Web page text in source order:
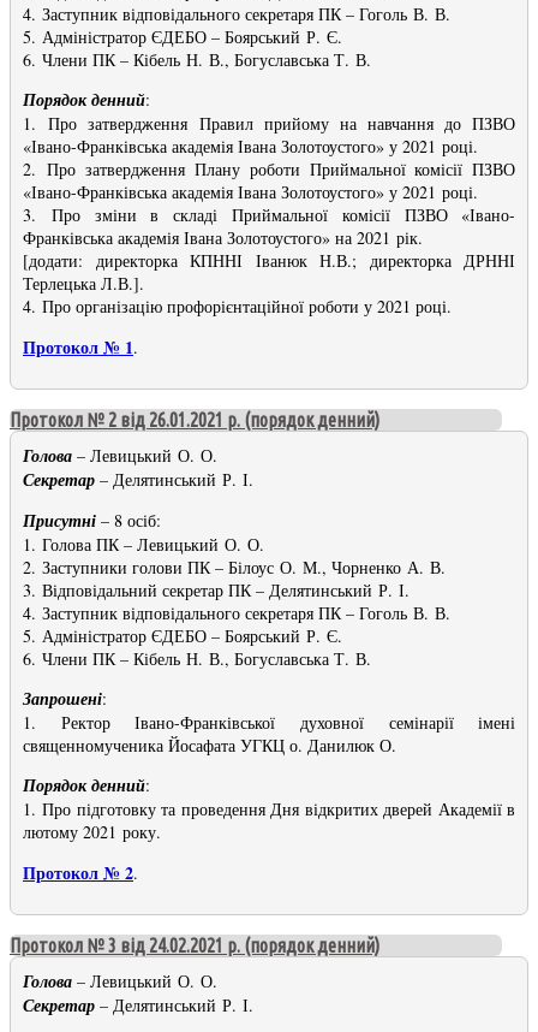
4. Заступник відповідального секретаря ПК – Гоголь В. В.
5. Адміністратор ЄДЕБО – Боярський Р. Є.
6. Члени ПК – Кібель Н. В., Богуславська Т. В.
Порядок денний:
1. Про затвердження Правил прийому на навчання до ПЗВО
«Івано-Франківська академія Івана Золотоустого» у 2021 році.
2. Про затвердження Плану роботи Приймальної комісії ПЗВО
«Івано-Франківська академія Івана Золотоустого» у 2021 році.
3. Про зміни в складі Приймальної комісії ПЗВО «Івано-
Франківська академія Івана Золотоустого» на 2021 рік.
[додати: директорка КПННІ Іванюк Н.В.; директорка ДРННІ
Терлецька Л.В.].
4. Про організацію профорієнтаційної роботи у 2021 році.
Протокол № 1.
Протокол № 2 від 26.01.2021 р. (порядок денний)
Голова – Левицький О. О.
Секретар – Делятинський Р. І.
Присутні – 8 осіб:
1. Голова ПК – Левицький О. О.
2. Заступники голови ПК – Білоус О. М., Чорненко А. В.
3. Відповідальний секретар ПК – Делятинський Р. І.
4. Заступник відповідального секретаря ПК – Гоголь В. В.
5. Адміністратор ЄДЕБО – Боярський Р. Є.
6. Члени ПК – Кібель Н. В., Богуславська Т. В.
Запрошені:
1. Ректор Івано-Франківської духовної семінарії імені
священномученика Йосафата УГКЦ о. Данилюк О.
Порядок денний:
1. Про підготовку та проведення Дня відкритих дверей Академії в
лютому 2021 року.
Протокол № 2.
Протокол № 3 від 24.02.2021 р. (порядок денний)
Голова – Левицький О. О.
Секретар – Делятинський Р. І.